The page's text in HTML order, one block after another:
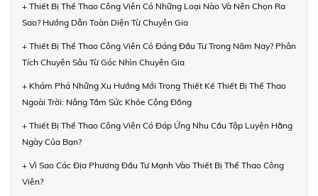
+ Thiết Bị Thể Thao Công Viên Có Những Loại Nào Và Nên Chọn Ra
Sao? Hướng Dẫn Toàn Diện Từ Chuyên Gia
+ Thiết Bị Thể Thao Công Viên Có Đáng Đầu Tư Trong Năm Nay? Phân
Tích Chuyên Sâu Từ Góc Nhìn Chuyên Gia
+ Khám Phá Những Xu Hướng Mới Trong Thiết Kế Thiết Bị Thể Thao
Ngoài Trời: Nâng Tầm Sức Khỏe Cộng Đồng
+ Thiết Bị Thể Thao Công Viên Có Đáp Ứng Nhu Cầu Tập Luyện Hằng
Ngày Của Bạn?
+ Vì Sao Các Địa Phương Đầu Tư Mạnh Vào Thiết Bị Thể Thao Công
Viên?